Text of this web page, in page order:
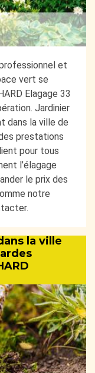
et
vert se
Elagage 33
Jardinier
dans la ville de
prestations
pour tous
l’élagage
le prix des
notre
la ville